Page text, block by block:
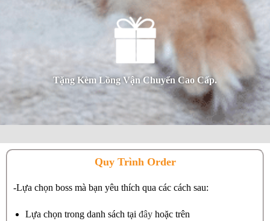
Tặng Kèm Lồng Vận Chuyển Cao Cấp.
Quy Trình Order
-Lựa chọn boss mà bạn yêu thích qua các cách sau:
Lựa chọn trong danh sách tại đây hoặc trên